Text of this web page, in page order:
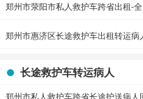
郑州市荥阳市私人救护车跨省出租-
郑州市惠济区长途救护车出租转运病
长途救护车转运病人